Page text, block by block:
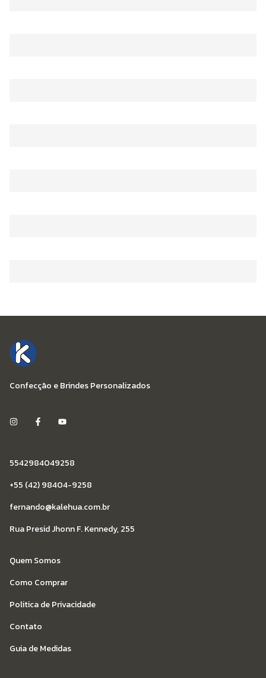
Confecção e Brindes Personalizados
5542984049258
+55 (42) 98404-9258
fernando@kalehua.com.br
Rua Presid Jhonn F. Kennedy, 255
Quem Somos
Como Comprar
Politica de Privacidade
Contato
Guia de Medidas